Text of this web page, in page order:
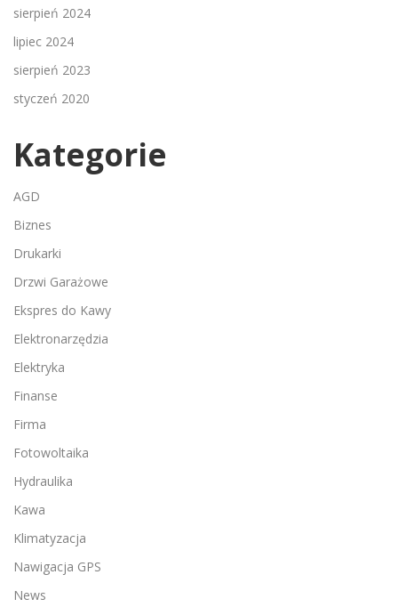
sierpień 2024
lipiec 2024
sierpień 2023
styczeń 2020
Kategorie
AGD
Biznes
Drukarki
Drzwi Garażowe
Ekspres do Kawy
Elektronarzędzia
Elektryka
Finanse
Firma
Fotowoltaika
Hydraulika
Kawa
Klimatyzacja
Nawigacja GPS
News